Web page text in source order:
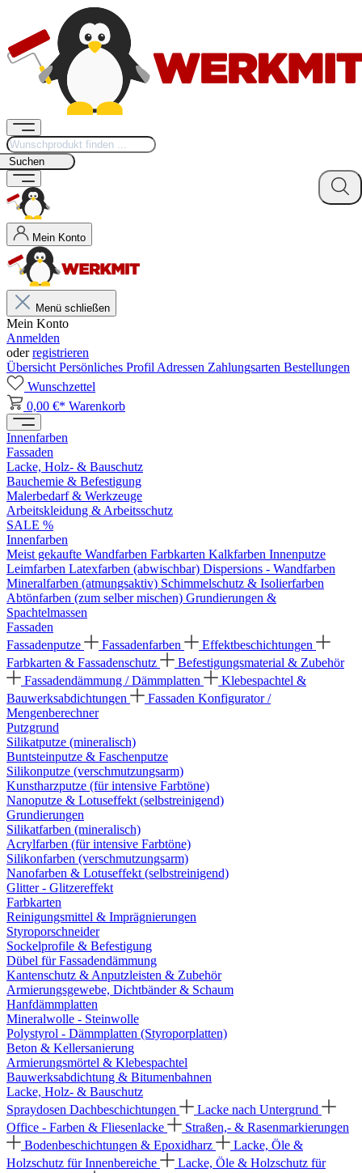
Suchen
Mein Konto
Menü schließen
Mein Konto
Anmelden
oderregistrieren
Übersicht Persönliches Profil Adressen Zahlungsarten Bestellungen
Wunschzettel
0,00 €* Warenkorb
Innenfarben
Fassaden
Lacke, Holz- & Bauschutz
Bauchemie & Befestigung
Malerbedarf & Werkzeuge
Arbeitskleidung & Arbeitsschutz
SALE %
Innenfarben
Meist gekaufte Wandfarben Farbkarten Kalkfarben Innenputze
Leimfarben Latexfarben (abwischbar) Dispersions - Wandfarben
Mineralfarben (atmungsaktiv) Schimmelschutz & Isolierfarben
Abtönfarben (zum selber mischen) Grundierungen &
Spachtelmassen
Fassaden
Fassadenputze
Fassadenfarben
Effektbeschichtungen
Farbkarten & Fassadenschutz
Befestigungsmaterial & Zubehör
Fassadendämmung / Dämmplatten
Klebespachtel &
Bauwerksabdichtungen
Fassaden Konfigurator /
Mengenberechner
Putzgrund
Silikatputze (mineralisch)
Buntsteinputze & Faschenputze
Silikonputze (verschmutzungsarm)
Kunstharzputze (für intensive Farbtöne)
Nanoputze & Lotuseffekt (selbstreinigend)
Grundierungen
Silikatfarben (mineralisch)
Acrylfarben (für intensive Farbtöne)
Silikonfarben (verschmutzungsarm)
Nanofarben & Lotuseffekt (selbstreinigend)
Glitter - Glitzereffekt
Farbkarten
Reinigungsmittel & Imprägnierungen
Styroporschneider
Sockelprofile & Befestigung
Dübel für Fassadendämmung
Kantenschutz & Anputzleisten & Zubehör
Armierungsgewebe, Dichtbänder & Schaum
Hanfdämmplatten
Mineralwolle - Steinwolle
Polystyrol - Dämmplatten (Styroporplatten)
Beton & Kellersanierung
Armierungsmörtel & Klebespachtel
Bauwerksabdichtung & Bitumenbahnen
Lacke, Holz- & Bauschutz
Spraydosen Dachbeschichtungen
Lacke nach Untergrund
Office - Farben & Fliesenlacke
Straßen,- & Rasenmarkierungen
Bodenbeschichtungen & Epoxidharz
Lacke, Öle &
Holzschutz für Innenbereiche
Lacke, Öle & Holzschutz für